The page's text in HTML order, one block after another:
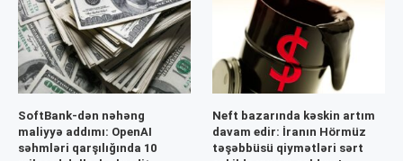
SoftBank-dən nəhəng
maliyyə addımı: OpenAI
səhmləri qarşılığında 10
Neft bazarında kəskin artım
davam edir: İranın Hörmüz
təşəbbüsü qiymətləri sərt